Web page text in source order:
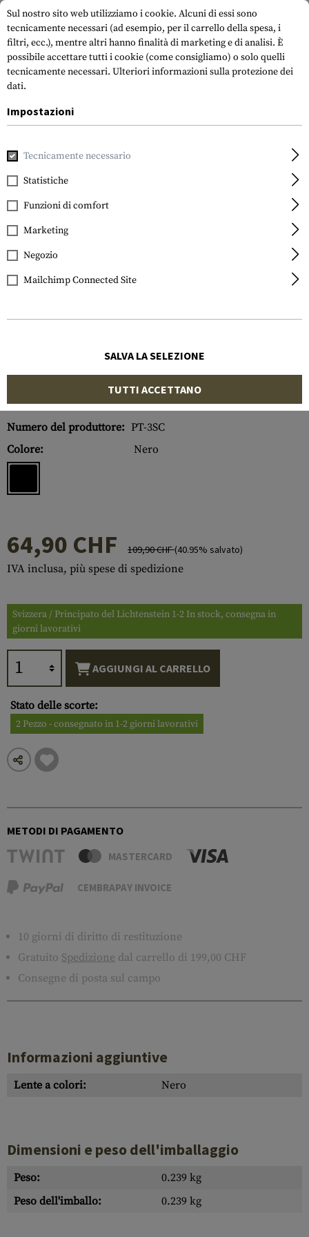
Wiley X
PT-3 Package
Numero di articolo:
10248006000
Numero del produttore: PT-3SC
Colore:
Nero
64,90 CHF 109,90 CHF(40.95% salvato)
IVA inclusa, più spese di spedizione
Svizzera / Principato del Lichtenstein 1-2 In stock, consegna in
giorni lavorativi
AGGIUNGI AL CARRELLO
Stato delle scorte:
2 Pezzo - consegnato in 1-2 giorni lavorativi
METODI DI PAGAMENTO
MASTERCARD
CEMBRAPAY INVOICE
10 giorni di diritto di restituzione
Gratuito Spedizione dal carrello di 199,00 CHF
Consegne di posta sul campo
Informazioni aggiuntive
Lente a colori: Nero
Dimensioni e peso dell'imballaggio
Peso:
0.239 kg
Peso dell'imballo:
0.239 kg
Sul nostro sito web utilizziamo i cookie. Alcuni di essi sono
tecnicamente necessari (ad esempio, per il carrello della spesa, i
filtri, ecc.), mentre altri hanno finalità di marketing e di analisi. È
possibile accettare tutti i cookie (come consigliamo) o solo quelli
tecnicamente necessari. Ulteriori informazioni sulla protezione dei
dati.
Impostazioni
Tecnicamente necessario
Statistiche
Funzioni di comfort
Marketing
Negozio
Mailchimp Connected Site
SALVA LA SELEZIONE
TUTTI ACCETTANO